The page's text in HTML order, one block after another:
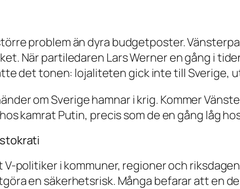
problem än dyra budgetposter.
När partiledaren Lars Werner en gång i
det tonen: lojaliteten gick inte till Sverige,
om Sverige hamnar i krig. Kommer
kamrat Putin, precis som de en gång låg
V-politiker i kommuner, regioner och
en säkerhetsrisk. Många befarar att en